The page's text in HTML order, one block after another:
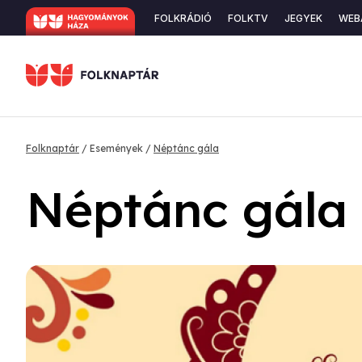
Ugrás
a
Secondary
FOLKRÁDIÓ FOLKTV JEGYEK
Morzsa
Folknaptár Események Néptánc gála
Néptánc gála